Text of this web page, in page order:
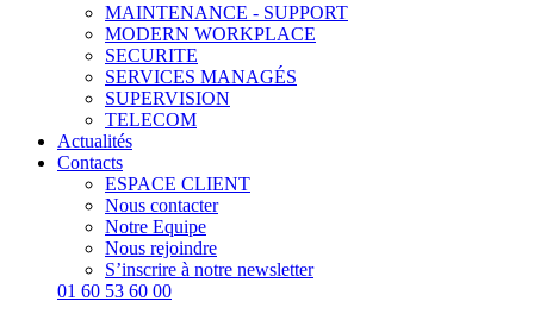
MAINTENANCE - SUPPORT
MODERN WORKPLACE
SECURITE
SERVICES MANAGÉS
SUPERVISION
TELECOM
Actualités
Contacts
ESPACE CLIENT
Nous contacter
Notre Equipe
Nous rejoindre
S’inscrire à notre newsletter
01 60 53 60 00